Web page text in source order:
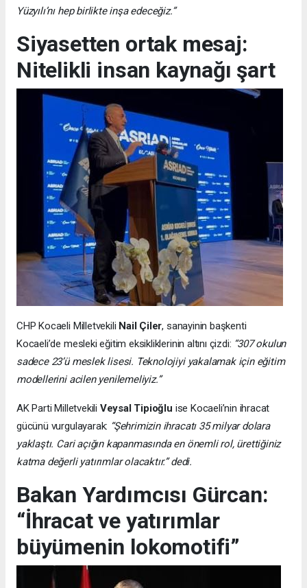
Yüzyılı’nı hep birlikte inşa edeceğiz.”
Siyasetten ortak mesaj:
Nitelikli insan kaynağı şart
CHP Kocaeli Milletvekili Nail Çiler, sanayinin başkenti
Kocaeli’de mesleki eğitim eksikliklerinin altını çizdi: “307 okulun
sadece 23’ü meslek lisesi. Teknolojiyi yakalamak için eğitim
modellerini acilen yenilemeliyiz.”
AK Parti Milletvekili Veysal Tipioğlu ise Kocaeli’nin ihracat
gücünü vurgulayarak: “Şehrimizin ihracatı 35 milyar dolara
yaklaştı. Cari açığın kapanmasında en önemli rol, ürettiğiniz
katma değerli yatırımlar olacaktır.” dedi.
Bakan Yardımcısı Gürcan:
“İhracat ve yatırımlar
büyümenin lokomotifi”